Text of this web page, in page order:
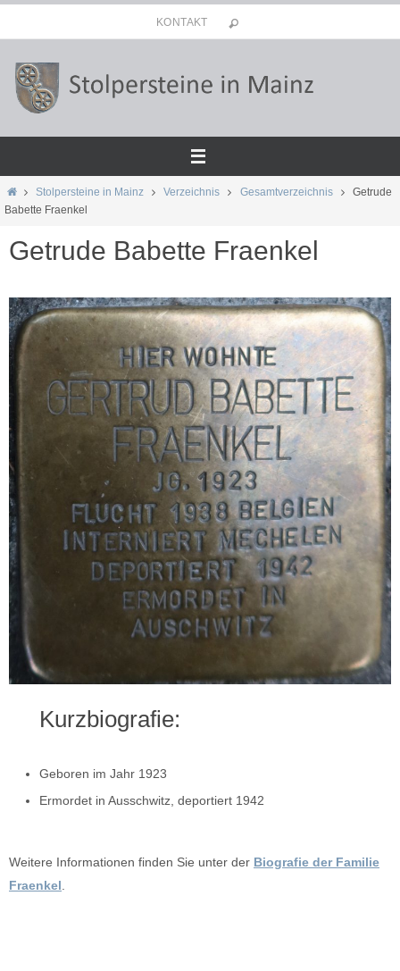
Inhalt
springen
KONTAKT
StartStolpersteine in Mainz Verzeichnis Gesamtverzeichnis
Getrude
Babette Fraenkel
Getrude Babette Fraenkel
Kurzbiografie:
Geboren im Jahr 1923
Ermordet in Ausschwitz, deportiert 1942
Weitere Informationen finden Sie unter der Biografie der Familie
Fraenkel